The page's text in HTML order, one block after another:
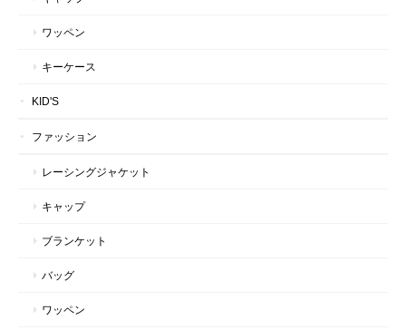
ワッペン
キーケース
KID'S
ファッション
レーシングジャケット
キャップ
ブランケット
バッグ
ワッペン